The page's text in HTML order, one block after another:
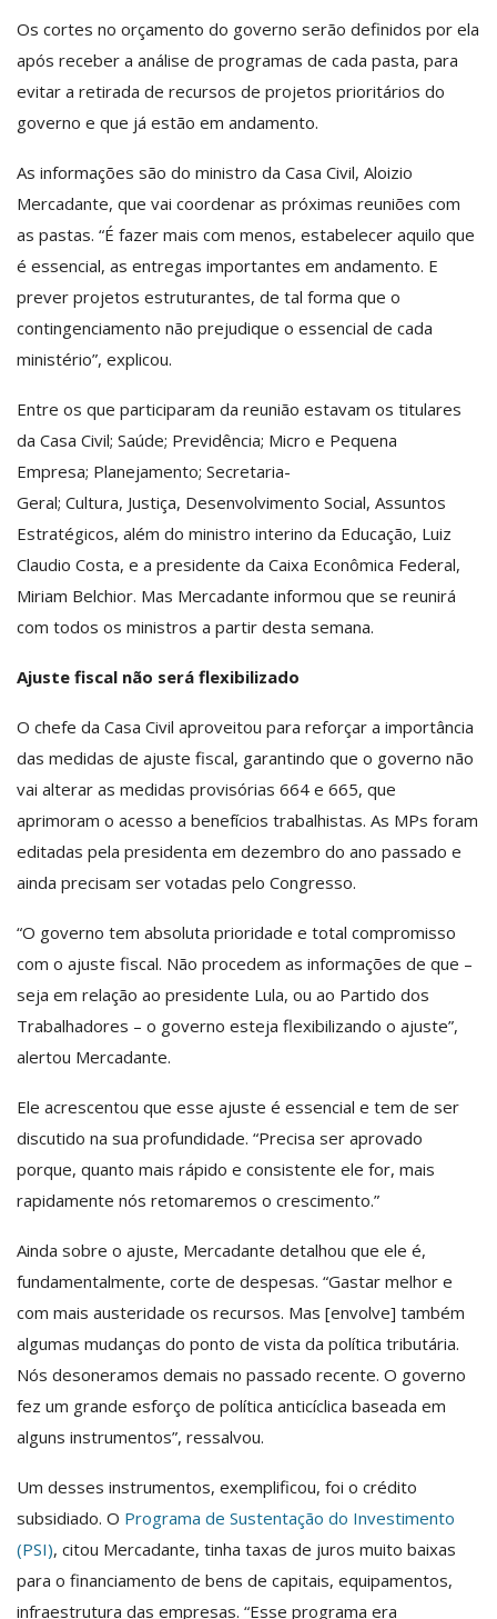
Os cortes no orçamento do governo serão definidos por ela
após receber a análise de programas de cada pasta, para
evitar a retirada de recursos de projetos prioritários do
governo e que já estão em andamento.
As informações são do ministro da Casa Civil, Aloizio
Mercadante, que vai coordenar as próximas reuniões com
as pastas. “É fazer mais com menos, estabelecer aquilo que
é essencial, as entregas importantes em andamento. E
prever projetos estruturantes, de tal forma que o
contingenciamento não prejudique o essencial de cada
ministério”, explicou.
Entre os que participaram da reunião estavam os titulares
da Casa Civil; Saúde; Previdência; Micro e Pequena
Empresa; Planejamento; Secretaria-
Geral; Cultura, Justiça, Desenvolvimento Social, Assuntos
Estratégicos, além do ministro interino da Educação, Luiz
Claudio Costa, e a presidente da Caixa Econômica Federal,
Miriam Belchior. Mas Mercadante informou que se reunirá
com todos os ministros a partir desta semana.
Ajuste fiscal não será flexibilizado
O chefe da Casa Civil aproveitou para reforçar a importância
das medidas de ajuste fiscal, garantindo que o governo não
vai alterar as medidas provisórias 664 e 665, que
aprimoram o acesso a benefícios trabalhistas. As MPs foram
editadas pela presidenta em dezembro do ano passado e
ainda precisam ser votadas pelo Congresso.
“O governo tem absoluta prioridade e total compromisso
com o ajuste fiscal. Não procedem as informações de que –
seja em relação ao presidente Lula, ou ao Partido dos
Trabalhadores – o governo esteja flexibilizando o ajuste”,
alertou Mercadante.
Ele acrescentou que esse ajuste é essencial e tem de ser
discutido na sua profundidade. “Precisa ser aprovado
porque, quanto mais rápido e consistente ele for, mais
rapidamente nós retomaremos o crescimento.”
Ainda sobre o ajuste, Mercadante detalhou que ele é,
fundamentalmente, corte de despesas. “Gastar melhor e
com mais austeridade os recursos. Mas [envolve] também
algumas mudanças do ponto de vista da política tributária.
Nós desoneramos demais no passado recente. O governo
fez um grande esforço de política anticíclica baseada em
alguns instrumentos”, ressalvou.
Um desses instrumentos, exemplificou, foi o crédito
subsidiado. O Programa de Sustentação do Investimento
(PSI), citou Mercadante, tinha taxas de juros muito baixas
para o financiamento de bens de capitais, equipamentos,
infraestrutura das empresas. “Esse programa era